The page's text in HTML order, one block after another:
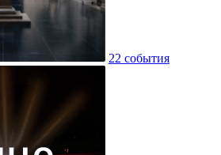
22 события